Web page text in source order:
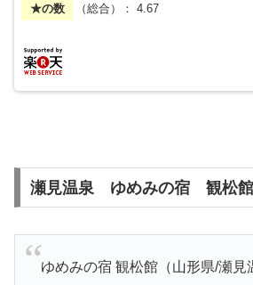
★の数
（総合）： 4.67
瀬見温泉 ゆめみの宿 観松館
ゆめみの宿 観松館（山形県/瀬見